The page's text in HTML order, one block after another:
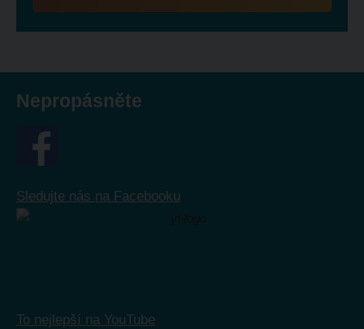
Nepropásněte
Sledujte nás na Facebooku
To nejlepší na YouTube